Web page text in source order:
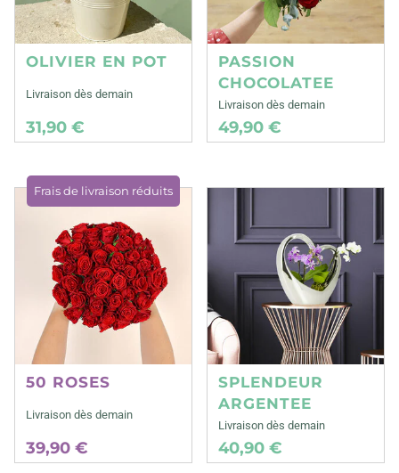
OLIVIER EN POT
Livraison dès demain
31,90 €
PASSION
CHOCOLATEE
Livraison dès demain
49,90 €
Frais de livraison réduits
50 ROSES
Livraison dès demain
39,90 €
SPLENDEUR
ARGENTEE
Livraison dès demain
40,90 €